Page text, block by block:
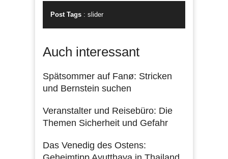
Post Tags : slider
Auch interessant
Spätsommer auf Fanø: Stricken
und Bernstein suchen
Veranstalter und Reisebüro: Die
Themen Sicherheit und Gefahr
Das Venedig des Ostens: